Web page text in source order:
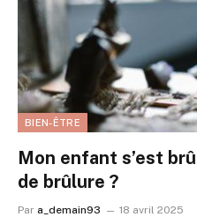
BIEN-ÊTRE
Mon enfant s’est
de brûlure ?
Par a_demain93 18 avril 2025